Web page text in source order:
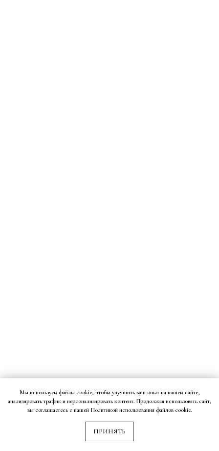
Мы используем файлы cookie, чтобы улучшить ваш опыт на нашем сайте,
анализировать трафик и персонализировать контент. Продолжая использовать сайт,
вы соглашаетесь с нашей Политикой использования файлов cookie.
ПРИНЯТЬ